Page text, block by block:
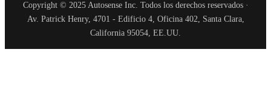
Copyright © 2025 Autosense Inc. Todos los derechos reservados ·
Av. Patrick Henry, 4701 - Edificio 4, Oficina 402, Santa Clara,
California 95054, EE.UU.